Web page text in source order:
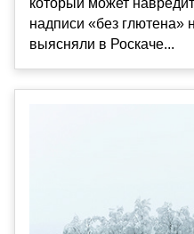
надписи «без глютена»
выясняли в Роскаче...